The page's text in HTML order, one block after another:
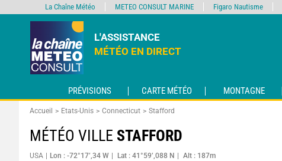
L'ASSISTANCE
MÉTÉO EN DIRECT
PRÉVISIONS CARTE MÉTÉO MONTAGNE
Accueil Etats-Unis Connecticut Stafford
MÉTÉO VILLE STAFFORD
USA Lon : -72°17’,34 W Lat : 41°59’,088 N Alt : 187m
La Chaîne Météo METEO CONSULT MARINE Figaro Nautisme